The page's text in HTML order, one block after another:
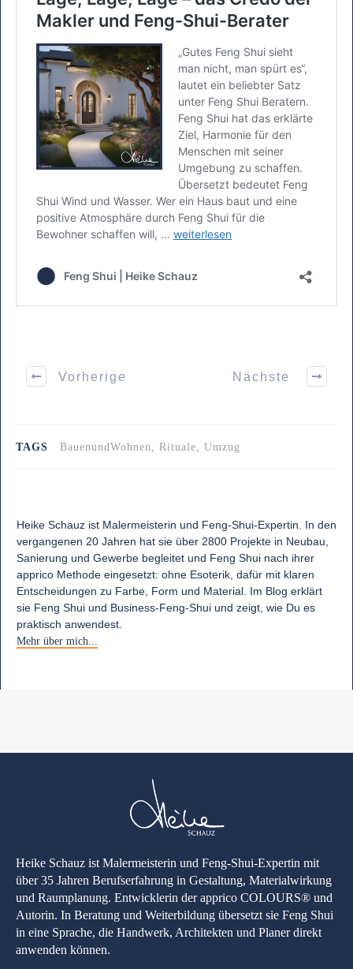
Vorherige Nächste
TAGS BauenundWohnen, Rituale, Umzug
Heike Schauz ist Malermeisterin und Feng-Shui-Expertin. In den
vergangenen 20 Jahren hat sie über 2800 Projekte in Neubau,
Sanierung und Gewerbe begleitet und Feng Shui nach ihrer
apprico Methode eingesetzt: ohne Esoterik, dafür mit klaren
Entscheidungen zu Farbe, Form und Material. Im Blog erklärt
sie Feng Shui und Business-Feng-Shui und zeigt, wie Du es
praktisch anwendest.
Mehr über mich...
Heike Schauz ist Malermeisterin und Feng-Shui-Expertin mit
über 35 Jahren Berufserfahrung in Gestaltung, Materialwirkung
und Raumplanung. Entwicklerin der apprico COLOURS® und
Autorin. In Beratung und Weiterbildung übersetzt sie Feng Shui
in eine Sprache, die Handwerk, Architekten und Planer direkt
anwenden können.